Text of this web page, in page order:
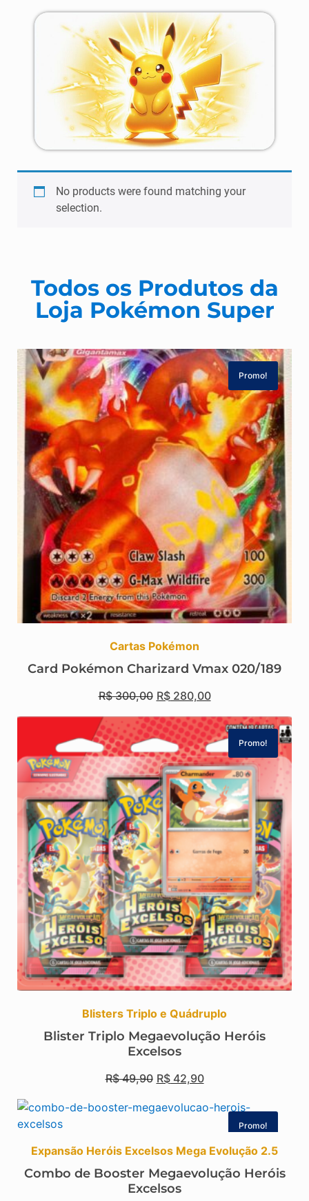
No products were found matching your
selection.
Todos os Produtos da
Loja Pokémon Super
Promo!
Cartas Pokémon
Card Pokémon Charizard Vmax 020/189
R$300,00 R$280,00
Promo!
Blisters Triplo e Quádruplo
Blister Triplo Megaevolução Heróis
Excelsos
R$49,90 R$42,90
Promo!
Expansão Heróis Excelsos Mega Evolução 2.5
Combo de Booster Megaevolução Heróis
Excelsos